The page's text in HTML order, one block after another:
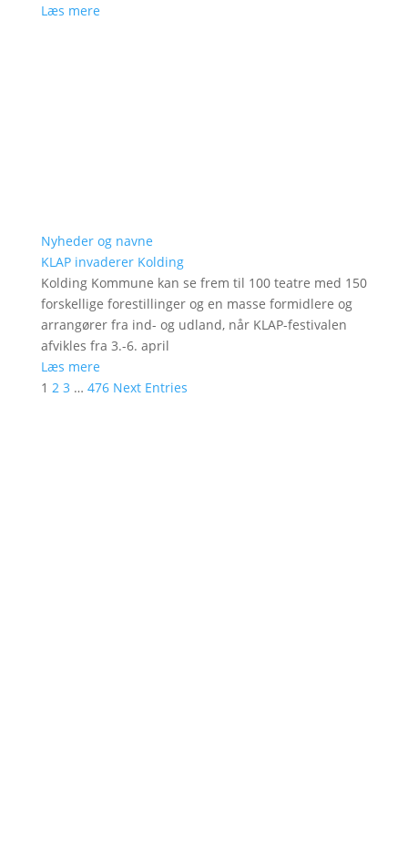
Læs mere
Nyheder og navne
KLAP invaderer Kolding
Kolding Kommune kan se frem til 100 teatre med 150
forskellige forestillinger og en masse formidlere og
arrangører fra ind- og udland, når KLAP-festivalen
afvikles fra 3.-6. april
Læs mere
1 2 3 … 476 Next Entries